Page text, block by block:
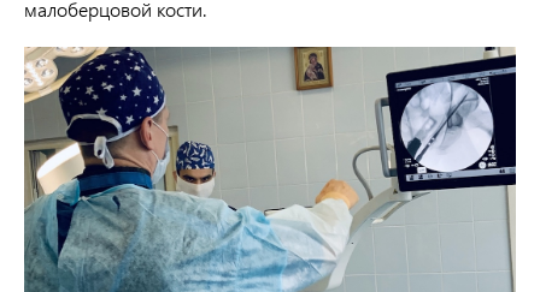
малоберцовой кости.